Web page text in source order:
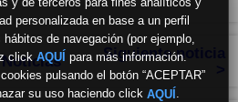
personalizada en base a un perfil
de navegación (por ejemplo,
click AQUÍ para más información.
pulsando el botón “ACEPTAR”
su uso haciendo click AQUÍ
Noticias
Siguiente noticia